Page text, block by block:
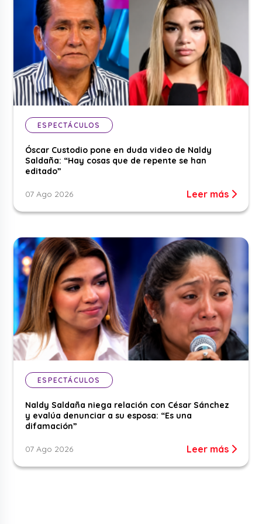
ESPECTÁCULOS
Óscar Custodio pone en duda video de Naldy
Saldaña: “Hay cosas que de repente se han
editado”
07 Ago 2026 Leer más
ESPECTÁCULOS
Naldy Saldaña niega relación con César Sánchez
y evalúa denunciar a su esposa: “Es una
difamación”
07 Ago 2026 Leer más